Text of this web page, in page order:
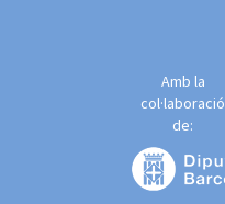
Amb la
col·laboració
de: